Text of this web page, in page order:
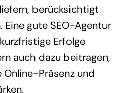
berücksichtigt
Eine gute SEO-Agentur
Erfolge
auch dazu beitragen,
Präsenz und